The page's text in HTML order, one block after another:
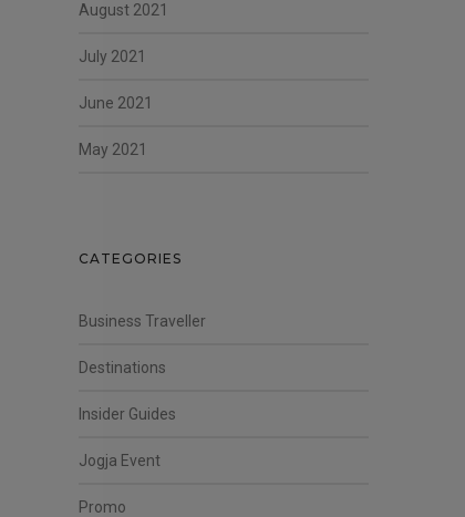
August 2021
July 2021
June 2021
May 2021
CATEGORIES
Business Traveller
Destinations
Insider Guides
Jogja Event
Promo